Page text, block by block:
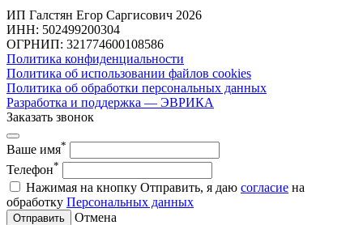
ИП Галстян Егор Саргисович 2026
ИНН: 502499200304
ОГРНИП: 321774600108586
Политика конфиденциальности
Политика об использовании файлов cookies
Политика об обработки персональных данных
Разработка и поддержка — ЭВРИКА
Заказать звонок
Ваше имя*
Телефон*
Нажимая на кнопку Отправить, я даю согласие на
обработку Персональных данных
Отправить
Отмена